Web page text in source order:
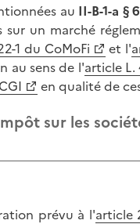
au II-B-1-a §
un marché
1 du CoMoFi et l'
au sens de l'article L.
en qualité de
sur les
prévu à l'article